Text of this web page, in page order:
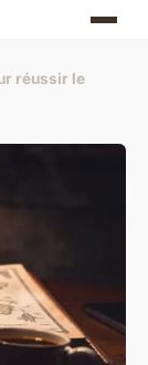
réussir le